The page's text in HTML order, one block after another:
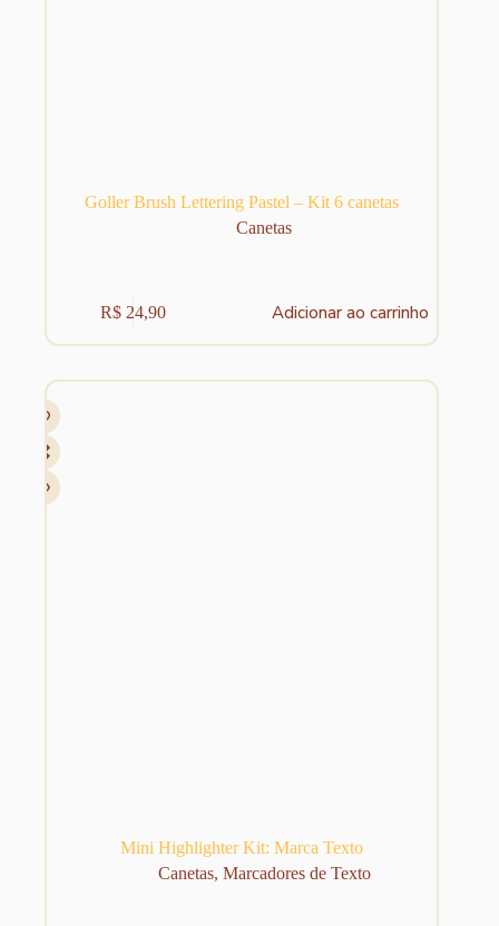
Goller Brush Lettering Pastel – Kit 6 canetas
Canetas
R$ 24,90 Adicionar ao carrinho
Mini Highlighter Kit: Marca Texto
Canetas, Marcadores de Texto